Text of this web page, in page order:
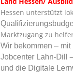
Hessen unterstützt
Marktzugang zu
Wir bekommen –
Jobcenter Lahn-Dill
und die Digitale